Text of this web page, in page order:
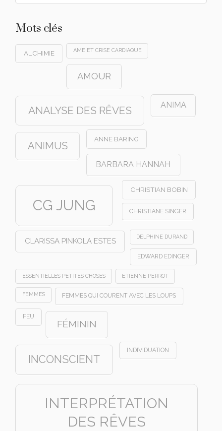
Mots clés
ALCHIMIE AME ET CRISE CARDIAQUE
AMOUR
ANALYSE DES RÊVES ANIMA
ANIMUS
ANNE BARING
BARBARA HANNAH
CG JUNG
CHRISTIAN BOBIN
CHRISTIANE SINGER
CLARISSA PINKOLA ESTES DELPHINE DURAND
EDWARD EDINGER
ESSENTIELLES PETITES CHOSES ETIENNE PERROT
FEMMES FEMMES QUI COURENT AVEC LES LOUPS
FEU
FÉMININ
INCONSCIENT
INDIVIDUATION
INTERPRÉTATION
DES RÊVES